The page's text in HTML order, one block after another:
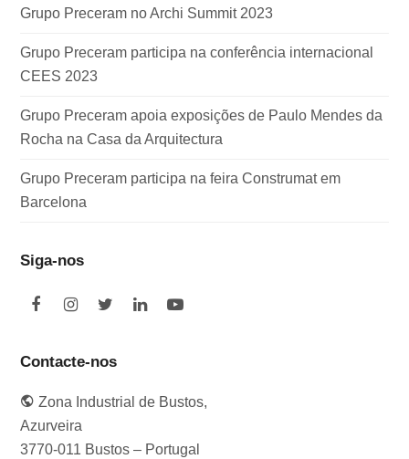
Grupo Preceram no Archi Summit 2023
Grupo Preceram participa na conferência internacional
CEES 2023
Grupo Preceram apoia exposições de Paulo Mendes da
Rocha na Casa da Arquitectura
Grupo Preceram participa na feira Construmat em
Barcelona
Siga-nos
F
e
o
o
k
I
t
g
r
a
m
T
t
e
r
L
d
I
Y
b
e
Contacte-nos
Zona Industrial de Bustos,
Azurveira
3770-011 Bustos – Portugal